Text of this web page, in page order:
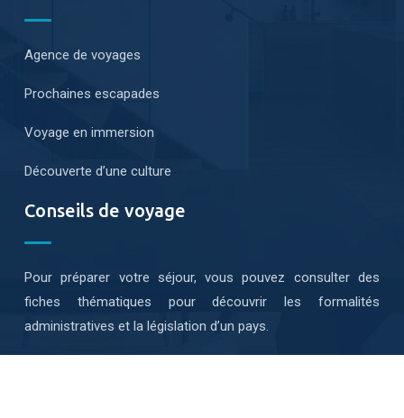
Agence de voyages
Prochaines escapades
Voyage en immersion
Découverte d’une culture
Conseils de voyage
Pour préparer votre séjour, vous pouvez consulter des
fiches thématiques pour découvrir les formalités
administratives et la législation d’un pays.